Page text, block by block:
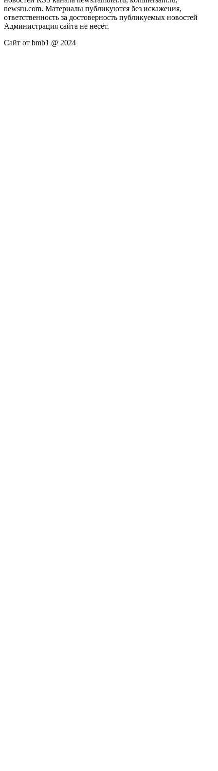
newsru.com. Материалы публикуются без искажения,
ответственность за достоверность публикуемых новостей
Администрация сайта не несёт.
Сайт от bmb1 @ 2024